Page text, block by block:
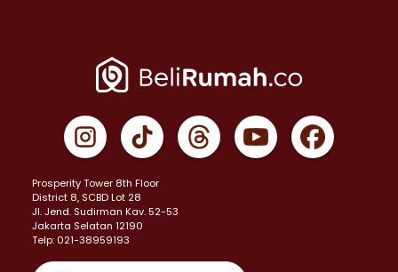
Prosperity Tower 8th Floor
District 8, SCBD Lot 28
JI. Jend. Sudirman Kav. 52-53
Jakarta Selatan 12190
Telp: 021-38959193